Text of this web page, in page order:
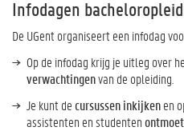
Infodagen
De UGent organiseert een infodag
Op de infodag krijg je uitleg over
verwachtingenvan de opleiding.
Je kunt decursussen inkijkenen
assistenten en studenten